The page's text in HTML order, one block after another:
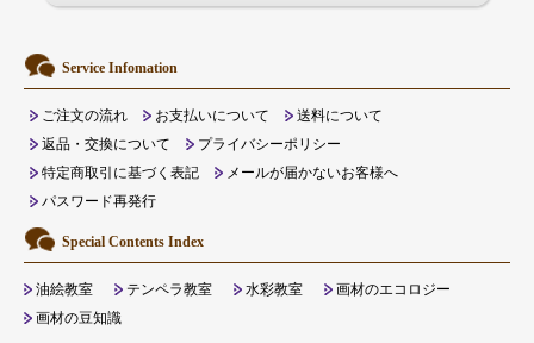
Service Infomation
ご注文の流れ お支払いについて
送料について
返品・交換について
プライバシーポリシー
特定商取引に基づく表記
メールが届かないお客様へ
パスワード再発行
Special Contents Index
油絵教室 テンペラ教室 水彩教室
画材のエコロジー
画材の豆知識